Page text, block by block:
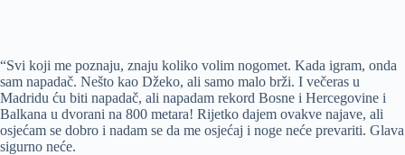
“Svi koji me poznaju, znaju koliko volim nogomet. Kada igram, onda
sam napadač. Nešto kao Džeko, ali samo malo brži. I večeras u
Madridu ću biti napadač, ali napadam rekord Bosne i Hercegovine i
Balkana u dvorani na 800 metara! Rijetko dajem ovakve najave, ali
osjećam se dobro i nadam se da me osjećaj i noge neće prevariti. Glava
sigurno neće.